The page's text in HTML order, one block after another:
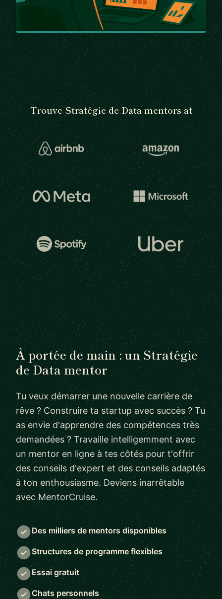
Trouve Stratégie de Data mentors at
À portée de main : un Stratégie
de Data mentor
Tu veux démarrer une nouvelle carrière de
rêve ? Construire ta startup avec succès ? Tu
as envie d'apprendre des compétences très
demandées ? Travaille intelligemment avec
un mentor en ligne à tes côtés pour t'offrir
des conseils d'expert et des conseils adaptés
à ton enthousiasme. Deviens inarrêtable
avec MentorCruise.
Des milliers de mentors disponibles
Structures de programme flexibles
Essai gratuit
Chats personnels